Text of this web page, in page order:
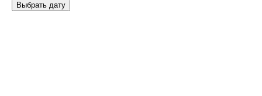
Выбрать дату